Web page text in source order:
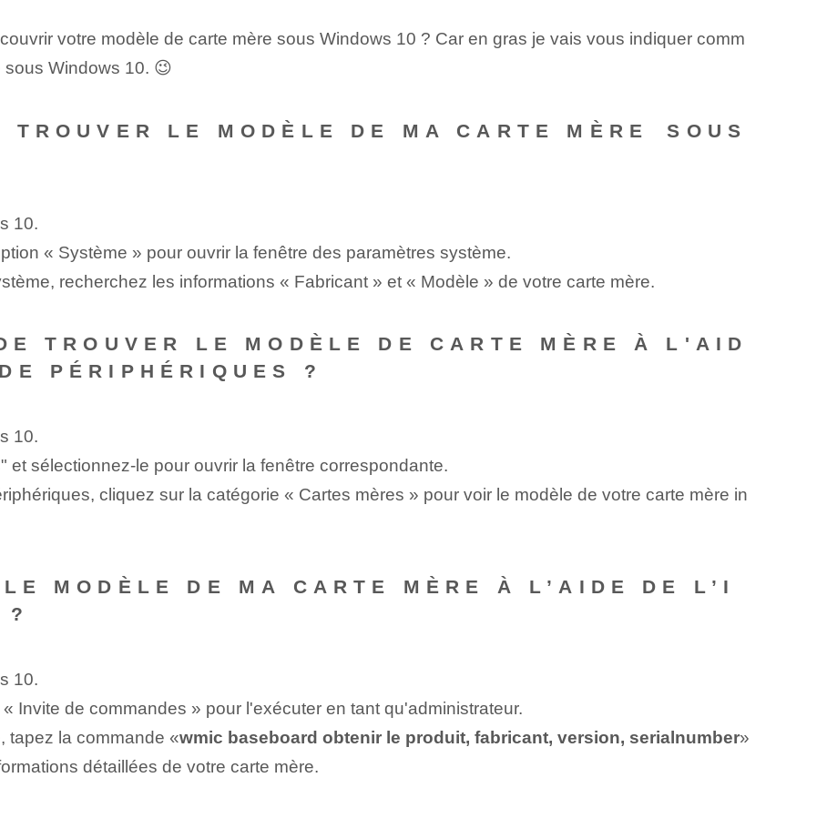
votre modèle de carte mère sous Windows 10 ? Car en gras je vais vous indiquer comm
Windows 10. 😉
LE MODÈLE DE MA CARTE MÈRE⁢ SOUS
10.
« Système » pour ouvrir la fenêtre des paramètres système.
recherchez les informations « Fabricant » et « Modèle » de votre carte mère.
TROUVER LE MODÈLE DE CARTE MÈRE À L'AID
PÉRIPHÉRIQUES ?‌
10.
et sélectionnez-le pour ouvrir la fenêtre correspondante.
cliquez sur la catégorie « Cartes mères » pour voir le modèle de votre carte mère in
MODÈLE DE MA CARTE MÈRE À L’AIDE DE L’I
?
10.
Invite de commandes »⁣ pour l'exécuter en tant qu'administrateur.
tapez ‌la commande⁢ «wmic baseboard obtenir le produit, fabricant, version, serialnumber»
détaillées de votre carte mère.